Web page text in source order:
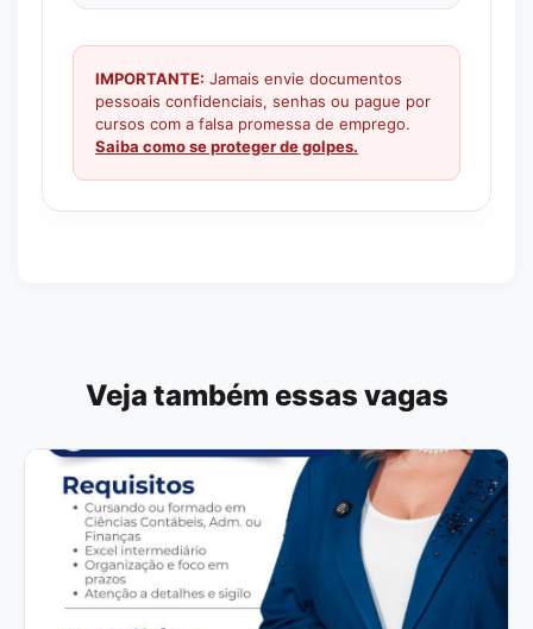
IMPORTANTE: Jamais envie documentos
pessoais confidenciais, senhas ou pague por
cursos com a falsa promessa de emprego.
Saiba como se proteger de golpes.
Veja também essas vagas